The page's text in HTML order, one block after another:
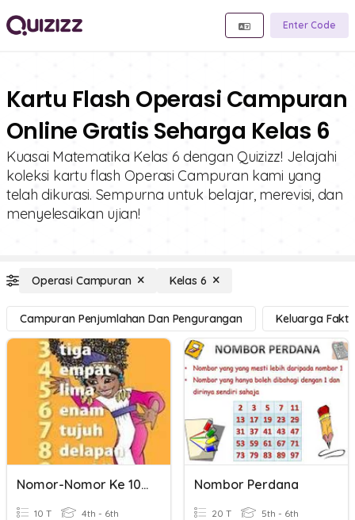
Enter Code
Kartu Flash Operasi Campuran
Online Gratis Seharga Kelas 6
Kuasai Matematika Kelas 6 dengan Quizizz! Jelajahi
koleksi kartu flash Operasi Campuran kami yang
telah dikurasi. Sempurna untuk belajar, merevisi, dan
menyelesaikan ujian!
Operasi Campuran Kelas 6
Campuran Penjumlahan Dan Pengurangan Keluarga Fakta
Nomor-Nomor Ke 100
10 T 4th - 6th
Nombor Perdana
20 T 5th - 6th